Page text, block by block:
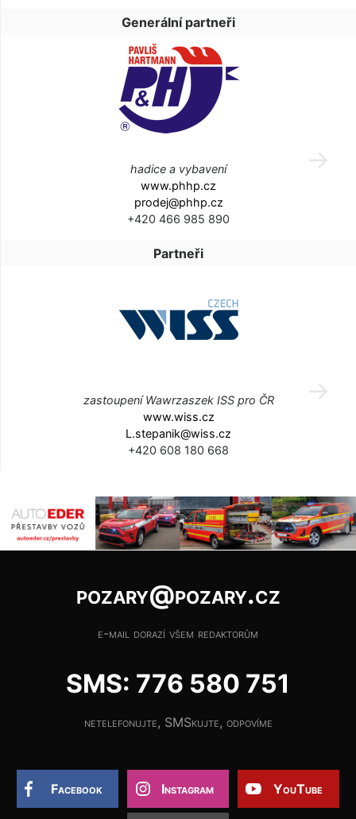
Generální partneři
hadice a vybavení
www.phhp.cz
prodej@phhp.cz
+420 466 985 890
Partneři
zastoupení Wawrzaszek ISS pro ČR
www.wiss.cz
L.stepanik@wiss.cz
+420 608 180 668
pozary@pozary.cz
e-mail dorazí všem redaktorům
SMS: 776 580 751
netelefonujte, SMSkujte, odpovíme
Facebook Instagram YouTube